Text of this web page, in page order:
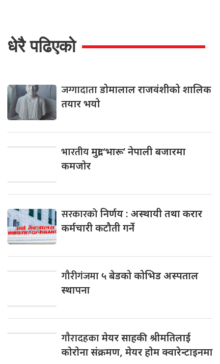
धेरै पढिएको
जग्गादाताडोमालाल राजवंशीको शालिक
तयार भयो
भारतीयमुद्रा ‘भारू’ नेपाली बजारमा
कमजाेर
सरकारकोनिर्णय : अस्थायी तथा करार
कर्मचारी कटौती गर्ने
गौरीगंजमा ५ बेडको कोभिड अस्पताल
स्थापना
गाैरादहकामेयर साहकी श्रीमतिलाई
काेराेना संक्रमण, मेयर हाेम क्वारेन्टाइनमा